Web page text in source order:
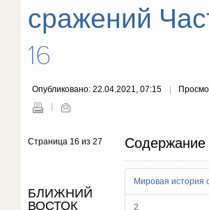
сражений
16
Опубликовано: 22.04.2021, 07:15
Содержание
Мировая история
2
Страница 16 из 27
БЛИЖНИЙ
ВОСТОК